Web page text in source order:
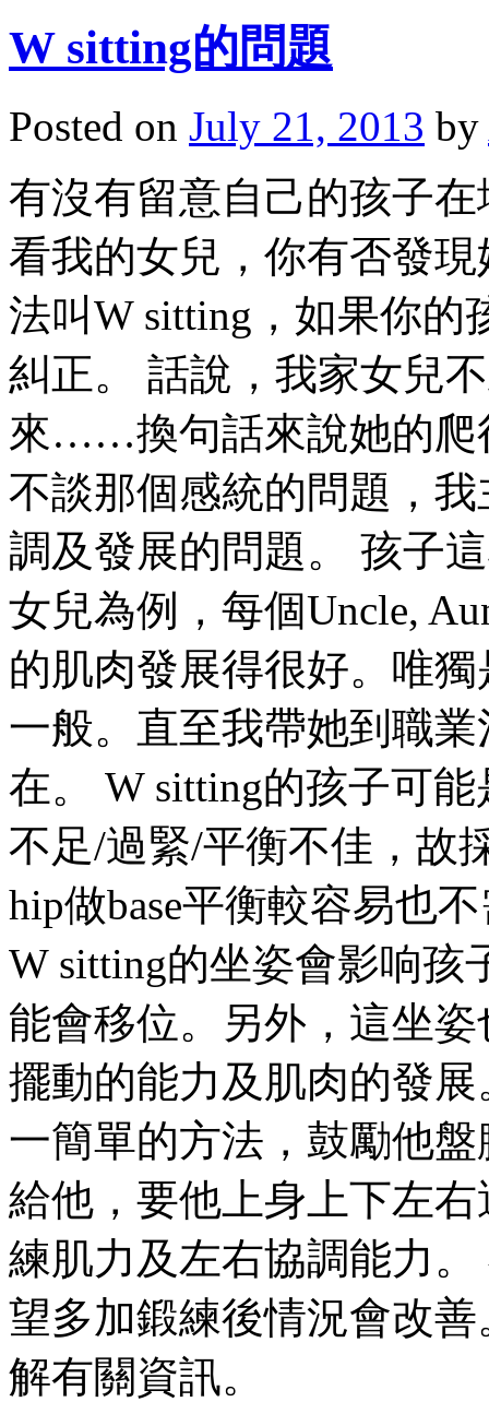
W sitting的問題
Posted on July 21, 2013 by
有沒有留意自己的孩子
看我的女兒，你有否發
法叫W sitting，如果你的
糾正。 話說，我家女兒
來……換句話來說她的爬
不談那個感統的問題，
調及發展的問題。 孩子
女兒為例，每個Uncle,
的肌肉發展得很好。唯
一般。直至我帶她到職
在。 W sitting的孩子可
不足/過緊/平衡不佳，故
hip做base平衡較容易也
W sitting的坐姿會影响孩
能會移位。另外，這坐
擺動的能力及肌肉的發
一簡單的方法，鼓勵他
給他，要他上身上下左
練肌力及左右協調能力
望多加鍛練後情況會改
解有關資訊。